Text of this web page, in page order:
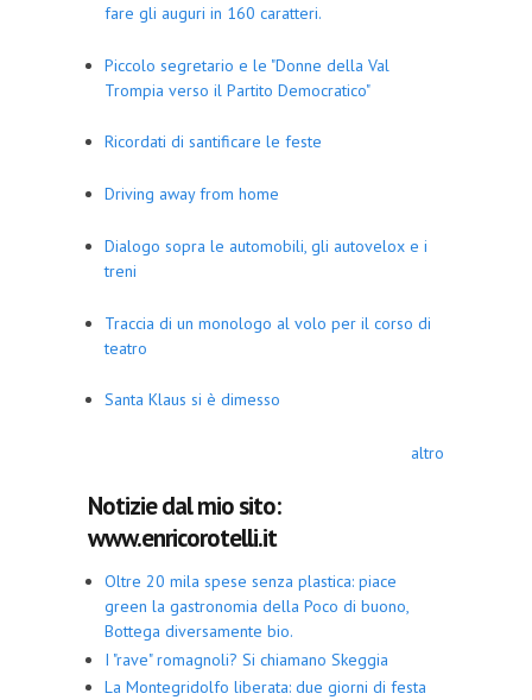
fare gli auguri in 160 caratteri.
Piccolo segretario e le "Donne della Val
Trompia verso il Partito Democratico"
Ricordati di santificare le feste
Driving away from home
Dialogo sopra le automobili, gli autovelox e i
treni
Traccia di un monologo al volo per il corso di
teatro
Santa Klaus si è dimesso
altro
Notizie dal mio sito:
www.enricorotelli.it
Oltre 20 mila spese senza plastica: piace
green la gastronomia della Poco di buono,
Bottega diversamente bio.
I "rave" romagnoli? Si chiamano Skeggia
La Montegridolfo liberata: due giorni di festa